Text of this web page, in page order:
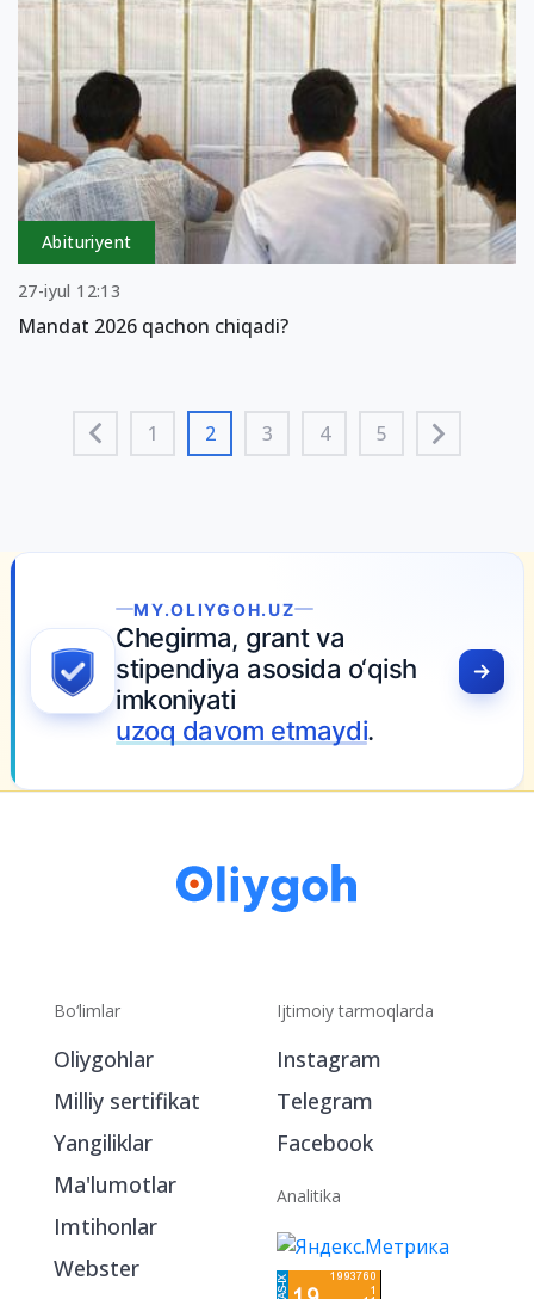
Abituriyent
27-iyul 12:13
Mandat 2026 qachon chiqadi?
1 2 3 4 5
Bo‘limlar
Oliygohlar
Ijtimoiy tarmoqlarda
Telegram
Facebook